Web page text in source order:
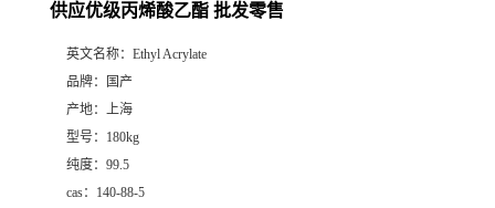
供应优级丙烯酸乙酯 批发零售
英文名称： Ethyl Acrylate
品牌：
国产
产地： 上海
型号： 180kg
纯度： 99.5
cas： 140-88-5